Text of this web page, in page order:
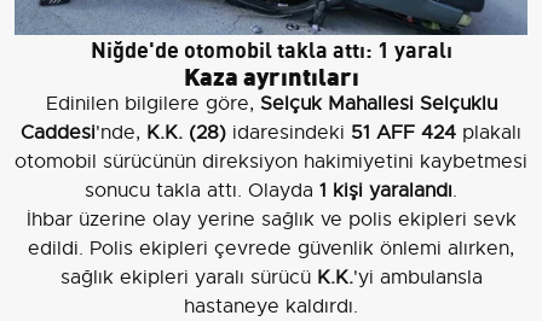
Niğde'de otomobil takla attı: 1 yaralı
Kaza ayrıntıları
Edinilen bilgilere göre, Selçuk Mahallesi Selçuklu
Caddesi'nde, K.K. (28) idaresindeki 51 AFF 424 plakalı
otomobil sürücünün direksiyon hakimiyetini kaybetmesi
sonucu takla attı. Olayda 1 kişi yaralandı.
İhbar üzerine olay yerine sağlık ve polis ekipleri sevk
edildi. Polis ekipleri çevrede güvenlik önlemi alırken,
sağlık ekipleri yaralı sürücü K.K.'yi ambulansla
hastaneye kaldırdı.